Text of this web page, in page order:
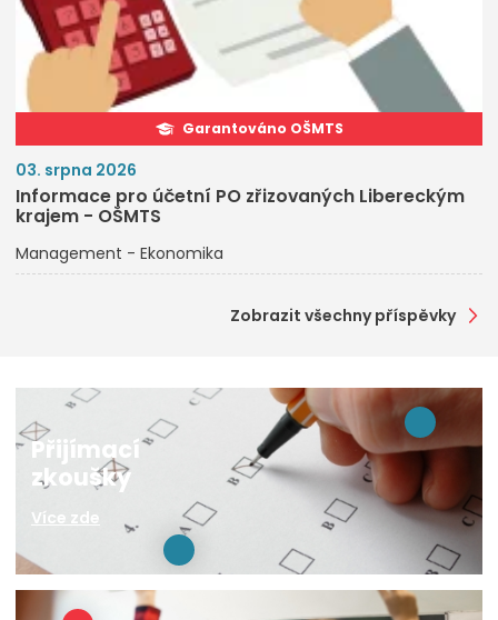
Garantováno OŠMTS
03. srpna 2026
Informace pro účetní PO zřizovaných Libereckým
krajem - OŠMTS
Management - Ekonomika
Zobrazit všechny příspěvky
Přijímací
zkoušky
Více zde